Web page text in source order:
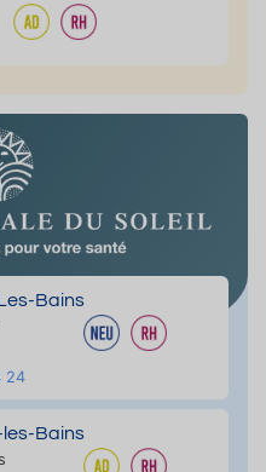
Bains
24
Bains